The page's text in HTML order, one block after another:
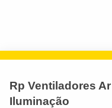
Rp Ventiladores
Iluminação